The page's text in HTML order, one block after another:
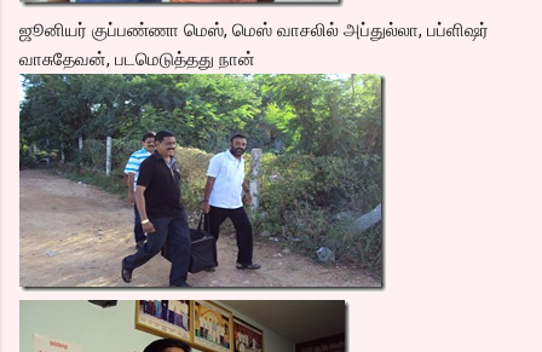
ஜூனியர் குப்பண்ணா மெஸ், மெஸ் வாசலில் அப்துல்லா, பப்ளிஷர்
வாசுதேவன், படமெடுத்தது நான்